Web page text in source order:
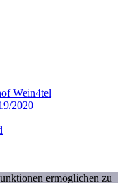
Wein4tel
2020
ermöglichen zu